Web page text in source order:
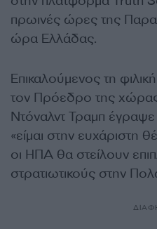
πρωινές ώρες της
ώρα Ελλάδας.
Επικαλούμενος τη
τον Πρόεδρο της
Ντόναλντ Τραμπ
«είμαι στην ευχάριστη
οι ΗΠΑ θα στείλουν
στρατιωτικούς στην